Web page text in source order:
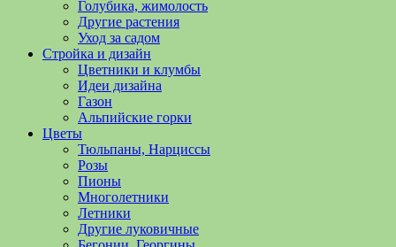
обустройстве
выращивании
Голубика, жимолость
Другие растения
Уход за садом
Стройка и дизайн
Цветники и клумбы
Идеи дизайна
Газон
Альпийские горки
Цветы
Тюльпаны, Нарциссы
Розы
Пионы
Многолетники
Летники
Другие луковичные